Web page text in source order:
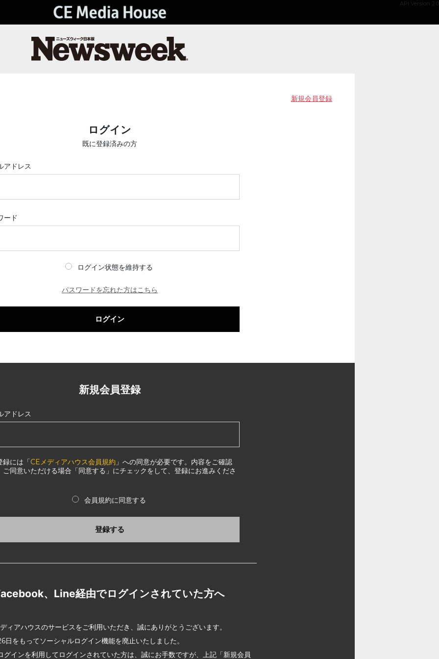
API Version 2.0
新規会員登録
ログイン
既に登録済みの方
アドレス
ード
ログイン状態を維持する
パスワードを忘れた方はこちら
ログイン
新規会員登録
アドレス
録には「CEメディアハウス会員規約 」への同意が必要です。内容をご確認
ご同意いただける場合「同意する」にチェックをして、登録にお進みくださ
会員規約に同意する
登録する
、Line経由でログインされていた方へ
ィアハウスのサービスをご利用いただき、誠にありがとうございます。
日をもってソーシャルログイン機能を廃止いたしました。
グインを利用してログインされていた方は、誠にお手数ですが、上記「新規会員